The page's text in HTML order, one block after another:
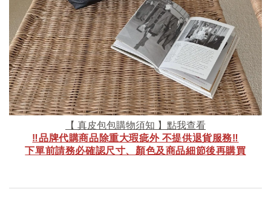
【 真皮包包購物須知 】點我查看
‼️品牌代購商品除重大瑕疵外 不提供退貨服務‼️
下單前請務必確認尺寸、顏色及商品細節後再購買